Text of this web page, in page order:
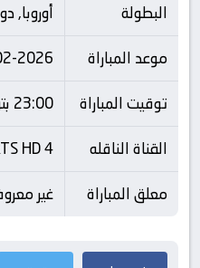
البطولة
أوروبا,
موعد المباراة
2026
توقيت المباراة
23:00 بتوقيت Asia/Riyadh
القناة الناقله
HD 4
معلق المباراة
غير